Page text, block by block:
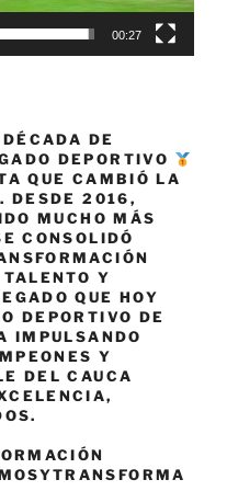
00:27
DE
DEPORTIVO
QUE CAMBIÓ LA
DESDE 2016,
MUCHO MÁS
CONSOLIDÓ
Y
QUE HOY
DEPORTIVO DE
IMPULSANDO
Y
DEL CAUCA